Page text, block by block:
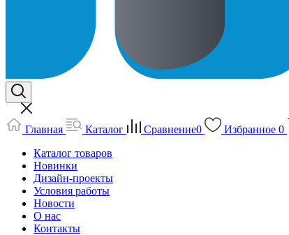
Главная Каталог Сравнение0 Избранное 0
Каталог товаров
Новинки
Дизайн-проекты
Условия работы
Новости
О нас
Контакты